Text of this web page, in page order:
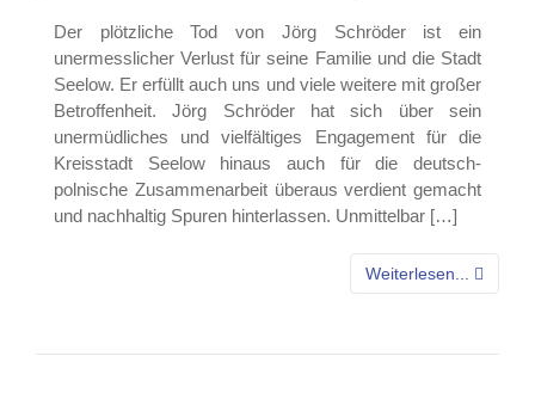
Der plötzliche Tod von Jörg Schröder ist ein
unermesslicher Verlust für seine Familie und die Stadt
Seelow. Er erfüllt auch uns und viele weitere mit großer
Betroffenheit. Jörg Schröder hat sich über sein
unermüdliches und vielfältiges Engagement für die
Kreisstadt Seelow hinaus auch für die deutsch-
polnische Zusammenarbeit überaus verdient gemacht
und nachhaltig Spuren hinterlassen. Unmittelbar […]
Weiterlesen...